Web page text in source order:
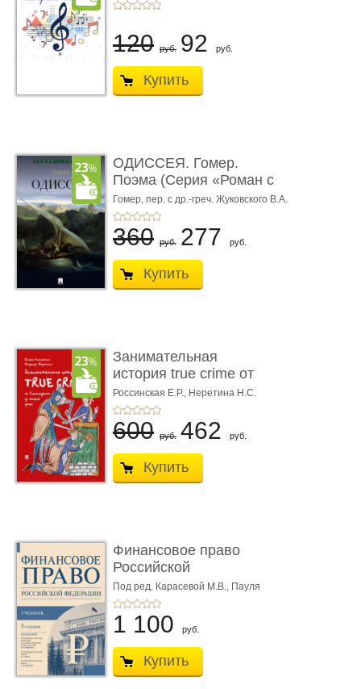
120 руб. 92 руб.
Купить
ОДИССЕЯ. Гомер.
Поэма (Серия «Роман с
книгой»)
Гомер, пер. с др.-греч. Жуковского В.А.
360 руб. 277 руб.
Купить
Занимательная
история true crime от
Гиппократа до � ...
Россинская Е.Р., Неретина Н.С.
600 руб. 462 руб.
Купить
Финансовое право
Российской
Федерации. 5-е изд�
...
Под ред. Карасевой М.В., Пауля
А.Г., Красюкова А.В.
1 100 руб.
Купить